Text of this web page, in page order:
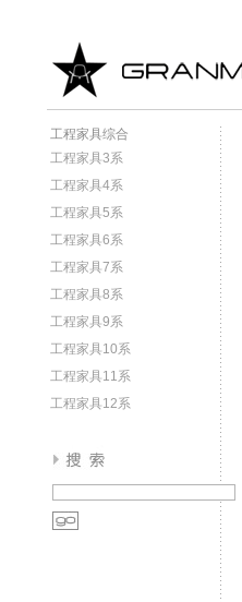
工程家具综合
工程家具3系
工程家具4系
工程家具5系
工程家具6系
工程家具7系
工程家具8系
工程家具9系
工程家具10系
工程家具11系
工程家具12系